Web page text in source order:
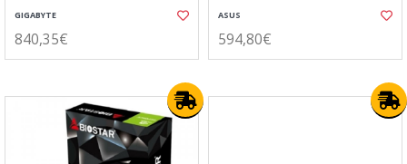
GIGABYTE
840,35€
ASUS
594,80€